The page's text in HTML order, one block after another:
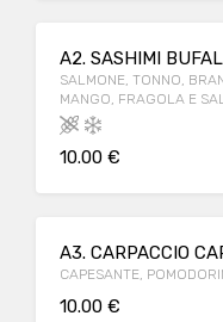
A2. SASHIMI
SALMONE, TONNO,
MANGO, FRAGOLA E
10.00 €
A3. CARPACCIO
CAPESANTE,
10.00 €